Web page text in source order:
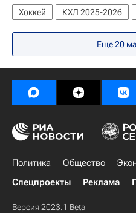
Хоккей КХЛ 2025-2026
Авангард
Еще 20
Политика Общество
Спецпроекты
Реклама
Версия 2023.1 Beta